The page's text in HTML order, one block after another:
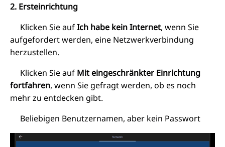
2. Ersteinrichtung
Klicken Sie aufIch habe kein Internet, wenn Sie
aufgefordert werden, eine Netzwerkverbindung
herzustellen.
Klicken Sie auf Mit eingeschränkter Einrichtung
fortfahren, wenn Sie gefragt werden, ob es noch
mehr zu entdecken gibt.
Beliebigen Benutzernamen, aber kein Passwort